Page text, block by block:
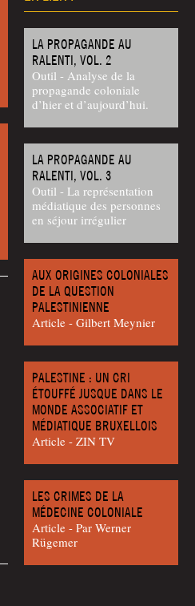
LA PROPAGANDE AU
RALENTI, VOL. 2
Outil - Analyse de la
propagande coloniale
d’hier et d’aujourd’hui.
LA PROPAGANDE AU
RALENTI, VOL. 3
Outil - La représentation
médiatique des personnes
en séjour irrégulier
AUX ORIGINES COLONIALES
DE LA QUESTION
PALESTINIENNE
Article - Gil­bert Meynier
PALESTINE : UN CRI
ÉTOUFFÉ JUSQUE DANS LE
MONDE ASSOCIATIF ET
MÉDIATIQUE BRUXELLOIS
Article - ZIN TV
LES CRIMES DE LA
MÉDECINE COLONIALE
Article - Par Wer­ner
Rügemer